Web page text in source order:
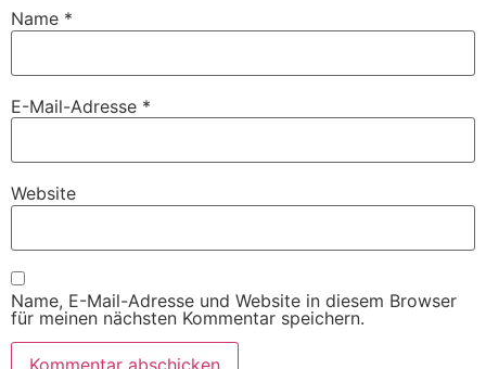
Name *
E-Mail-Adresse *
Website
Name, E-Mail-Adresse und Website in diesem Browser
für meinen nächsten Kommentar speichern.